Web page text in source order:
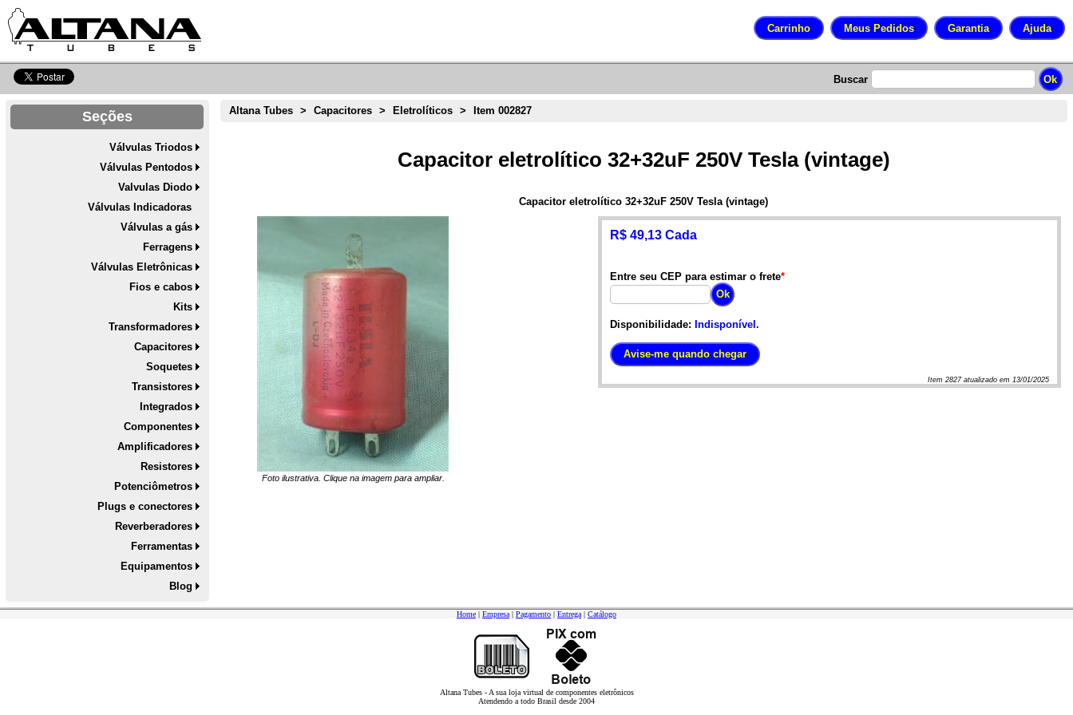
Buscar
Seções
Válvulas Triodos
Válvulas Pentodos
Valvulas Diodo
Válvulas Indicadoras
Válvulas a gás
Ferragens
Válvulas Eletrônicas
Fios e cabos
Kits
Transformadores
Capacitores
Soquetes
Transistores
Integrados
Componentes
Amplificadores
Resistores
Potenciômetros
Plugs e conectores
Reverberadores
Ferramentas
Equipamentos
Blog
Altana Tubes > Capacitores > Eletrolíticos > Item 002827
Capacitor eletrolítico 32+32uF 250V Tesla (vintage)
Capacitor eletrolítico 32+32uF 250V Tesla (vintage)
Foto ilustrativa. Clique na imagem para ampliar.
R$ 49,13 Cada
Entre seu CEP para estimar o frete*
Disponibilidade: Indisponível.
Item2827atualizado em 13/01/2025
Home | Empresa | Pagamento | Entrega | Catálogo
Altana Tubes - A sua loja virtual de componentes eletrônicos
Atendendo a todo Brasil desde 2004